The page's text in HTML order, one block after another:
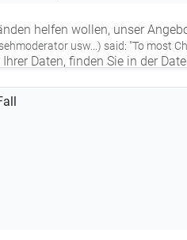
usw...) said: "To most
helfen wollen, unser
Daten, finden Sie in der